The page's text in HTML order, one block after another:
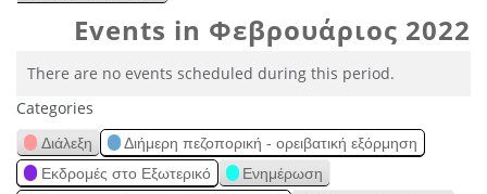
Events in Φεβρουάριος 2022
There are no events scheduled during this period.
Categories
Διάλεξη
Διήμερη πεζοπορική - ορειβατική εξόρμηση
Εκδρομές στο Εξωτερικό
Ενημέρωση